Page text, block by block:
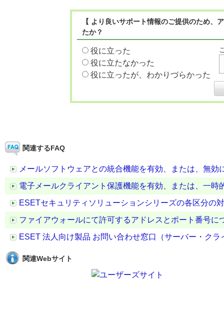
【 より良いサポート情報のご提供のため
たか？
役に立った
役に立たなかった
役に立ったが、わかりづらかった
関連するFAQ
メールソフトウェアとの統合機能を有効、または、無効
電子メールクライアント保護機能を有効、または、一時
ESETセキュリティソリューションシリーズの各区分の
ファイアウォールにて許可するアドレスとポート番号に
ESET 法人向け製品 お問い合わせ窓口（サーバー・クラ
関連Webサイト